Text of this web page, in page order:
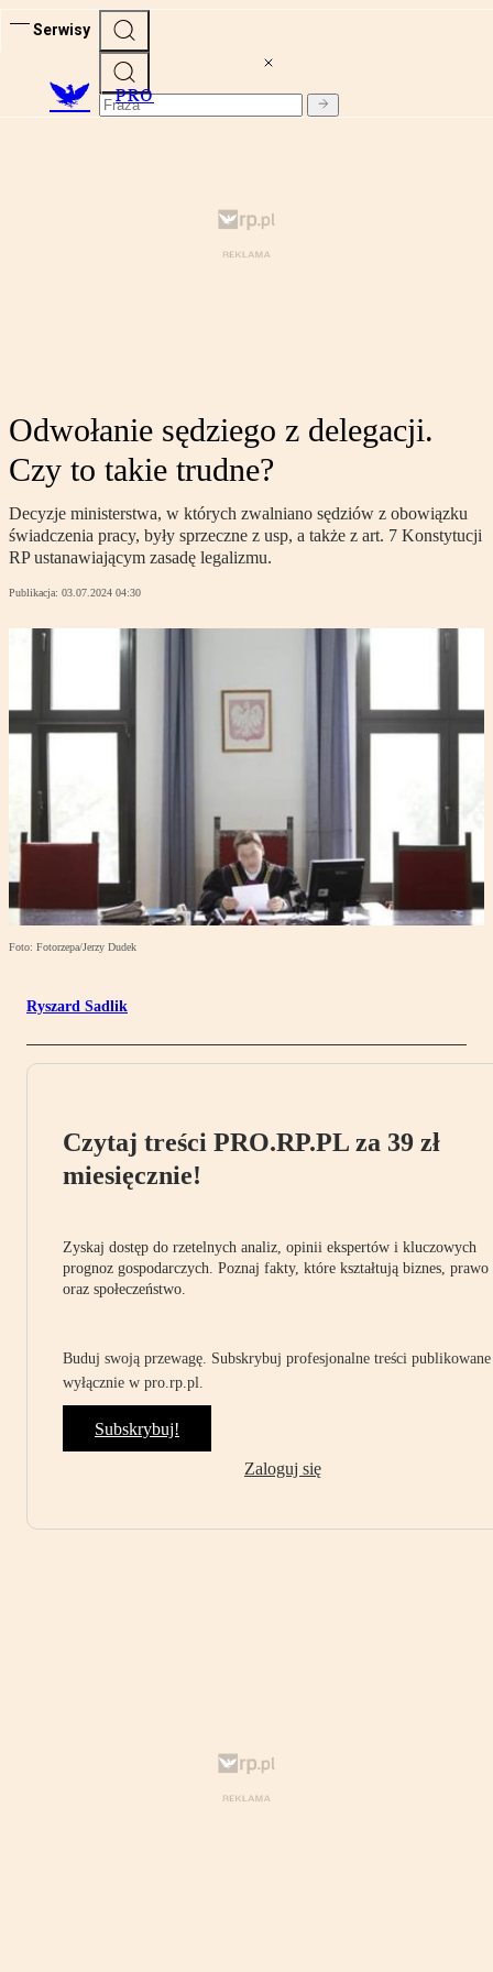
Serwisy
PRO
Odwołanie sędziego z delegacji.
Czy to takie trudne?
Decyzje ministerstwa, w których zwalniano sędziów z obowiązku
świadczenia pracy, były sprzeczne z usp, a także z art. 7 Konstytucji
RP ustanawiającym zasadę legalizmu.
Publikacja: 03.07.2024 04:30
Foto: Fotorzepa/Jerzy Dudek
Ryszard Sadlik
Czytaj treści PRO.RP.PL za 39 zł
miesięcznie!
Zyskaj dostęp do rzetelnych analiz, opinii ekspertów i kluczowych
prognoz gospodarczych. Poznaj fakty, które kształtują biznes, prawo
oraz społeczeństwo.
Buduj swoją przewagę. Subskrybuj profesjonalne treści publikowane
wyłącznie w pro.rp.pl.
Subskrybuj!
Zaloguj się